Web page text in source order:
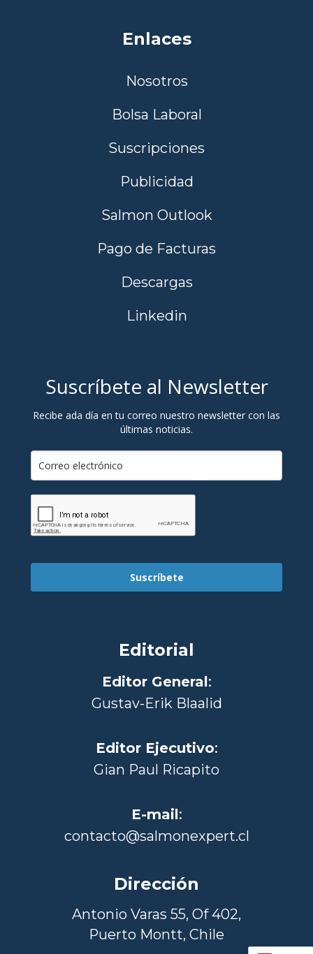
Enlaces
Nosotros
Bolsa Laboral
Suscripciones
Publicidad
Salmon Outlook
Pago de Facturas
Descargas
Linkedin
Suscríbete al Newsletter
Recibe ada día en tu correo nuestro newsletter con las
últimas noticias.
Suscríbete
Editorial
Editor General:
Gustav-Erik Blaalid
Editor Ejecutivo:
Gian Paul Ricapito
E-mail:
contacto@salmonexpert.cl
Dirección
Antonio Varas 55, Of 402,
Puerto Montt, Chile